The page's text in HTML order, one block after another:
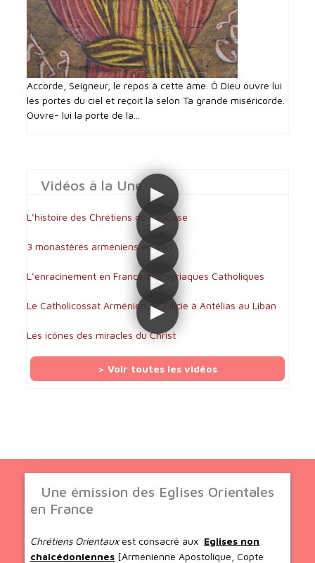
Accorde, Seigneur, le repos à cette âme. Ô Dieu ouvre lui
les portes du ciel et reçoit la selon Ta grande miséricorde.
Ouvre- lui la porte de la...
Vidéos à la Une
L’histoire des Chrétiens du Caucase
3 monastères arméniens en Iran
L’enracinement en France des syriaques Catholiques
Le Catholicossat Arménien de Cilicie à Antélias au Liban
Les icônes des miracles du Christ
> Voir toutes les vidéos
Une émission des Eglises Orientales
en France
Chrétiens Orientauxest consacré aux Eglises non
chalcédoniennes [Arménienne Apostolique, Copte